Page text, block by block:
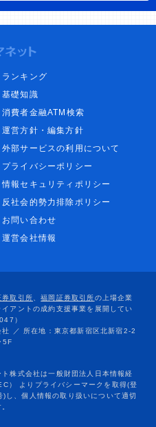
ランキング
基礎知識
消費者金融ATM検索
運営方針・編集方針
外部サービスの利用について
プライバシーポリシー
情報セキュリティポリシー
反社会的勢力排除ポリシー
お問い合わせ
運営会社情報